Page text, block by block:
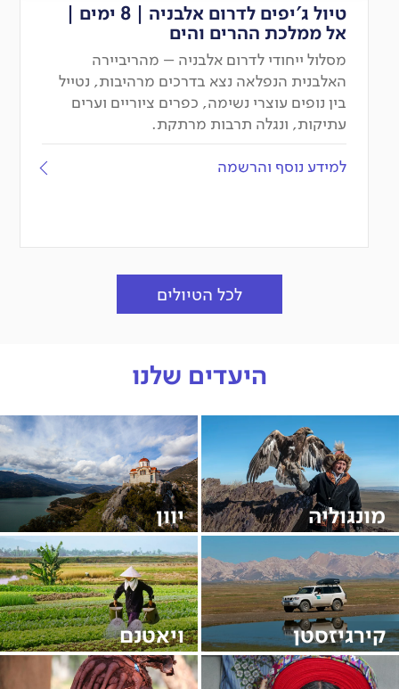
טיול ג'יפים לדרום אלבניה | 8 ימים |
אל ממלכת ההרים והים
מסלול ייחודי לדרום אלבניה – מהריביירה
האלבנית הנפלאה נצא בדרכים מרהיבות, נטייל
בין נופים עוצרי נשימה, כפרים ציוריים וערים
עתיקות, ונגלה תרבות מרתקת.
למידע נוסף והרשמה
לכל הטיולים
היעדים שלנו
מונגוליה יוון
קירגיזסטן ויאטנם